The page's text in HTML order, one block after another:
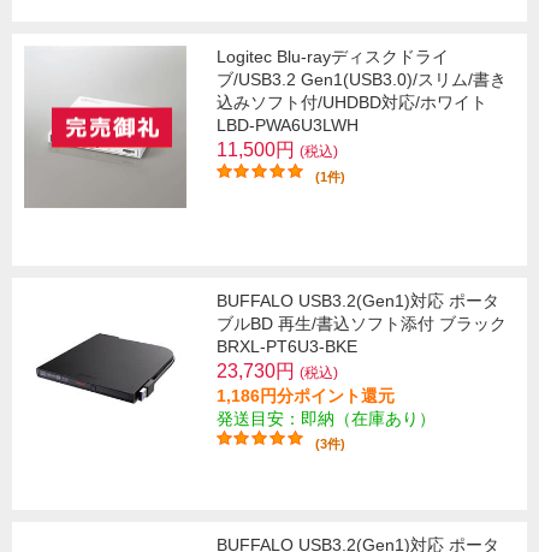
Logitec Blu-rayディスクドライ
ブ/USB3.2 Gen1(USB3.0)/スリム/書き
込みソフト付/UHDBD対応/ホワイト
LBD-PWA6U3LWH
11,500円 (税込)
(1件)
BUFFALO USB3.2(Gen1)対応 ポータ
ブルBD 再生/書込ソフト添付 ブラック
BRXL-PT6U3-BKE
23,730円 (税込)
1,186円分ポイント還元
発送目安：即納（在庫あり）
(3件)
BUFFALO USB3.2(Gen1)対応 ポータ